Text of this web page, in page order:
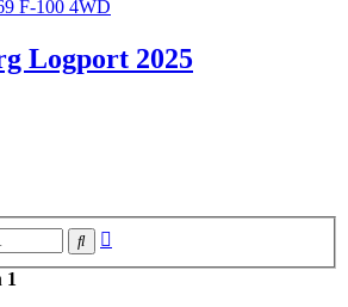
F-100 4WD
Logport 2025
Suche
1